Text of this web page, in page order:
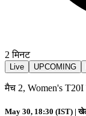
2 मिनट
Live UPCOMING
मैच 2, Women's T20I
May 30, 18:30 (IST) |